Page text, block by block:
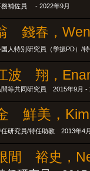
務補佐員 - 2022年9月
錢春，
国人特別研究員（学振PD）
波 翔，
間等共同研究員 2015年9
鮮美，Kim
任研究員/特任助教 2013年
間 裕史，